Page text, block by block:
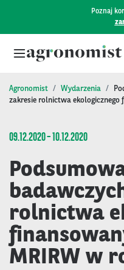
Poznaj
Agronomist Wydarzenia
zakresie rolnictwa ekologicznego
09.12.2020 – 10.12.2020
rolnictwa
MRIRW w